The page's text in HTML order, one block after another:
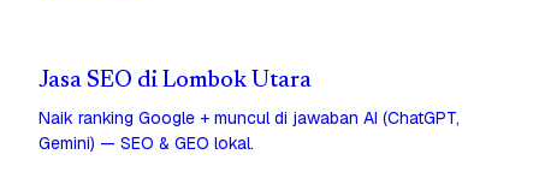
Jasa SEO di Lombok Utara
Naik ranking Google + muncul di jawaban AI (ChatGPT,
Gemini) — SEO & GEO lokal.